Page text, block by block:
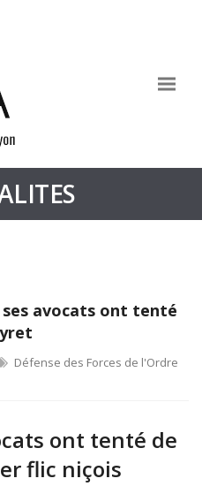
avocats ont tenté
Défense des Forces de l'Ordre
ont tenté de
flic niçois